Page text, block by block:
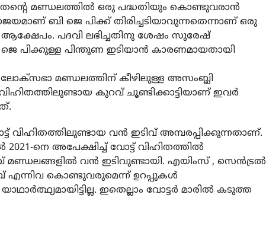
തന്റെ മണ്ഡലത്തില്‍ ഒരു പദ്ധതിയും കൊണ്ടുവരാന്‍
ബി ജെ പിക്ക് തിരിച്ചടിയാവുന്നതെന്നാണ് ഒരു
പദവി ലഭിച്ചതിനു ശേഷം സുരേഷ്
ജെ പിക്കുള്ള പിന്തുണ ഇടിയാന്‍ കാരണമായതായി
മണ്ഡലത്തിന് കീഴിലുള്ള അസംബ്ലി
കുറവ് ചൂണ്ടിക്കാട്ടിയാണ് ഇവര്‍
വിഹിതത്തിലുണ്ടായ വന്‍ ഇടിവ് അമ്പരപ്പിക്കുന്നതാണ്.
നെ അപേക്ഷിച്ച് വോട്ട് വിഹിതത്തില്‍
വന്‍ ഇടിവുണ്ടായി. എയിംസ് , സെന്‍ട്രല്‍
കൊണ്ടുവരുമെന്ന് ഉറപ്പുകള്‍
ഇതെല്ലാം വോട്ടര്‍ മാരില്‍ കടുത്ത